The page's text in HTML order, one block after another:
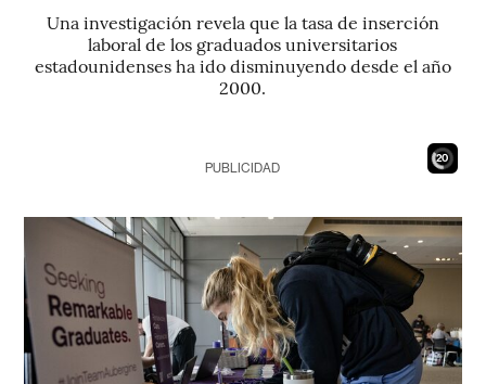
Una investigación revela que la tasa de inserción
laboral de los graduados universitarios
estadounidenses ha ido disminuyendo desde el año
2000.
18
PUBLICIDAD